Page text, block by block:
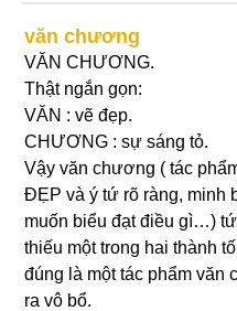
văn chương
VĂN CHƯƠNG.
Thật ngắn gọn:
VĂN : vẽ đẹp.
CHƯƠNG : sự sáng tỏ.
Vậy văn chương ( tác
ĐẸP và ý tứ rõ ràng, minh
muốn biểu đạt điều gì…)
thiếu một trong hai thành
đúng là một tác phẩm văn
ra vô bổ.